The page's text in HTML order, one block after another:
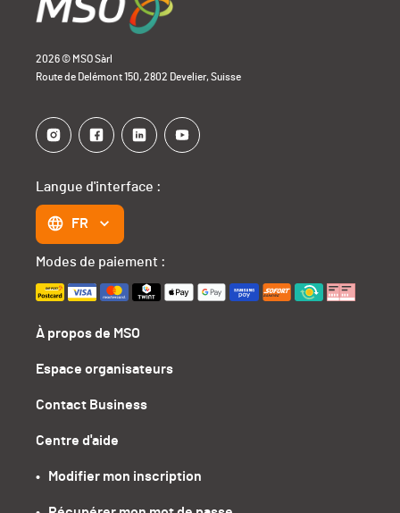
2026 © MSO Sàrl
Route de Delémont 150, 2802 Develier, Suisse
À propos de MSO
Espace organisateurs
Contact Business
Centre d'aide
•   Modifier mon inscription
Langue d'interface :
FR
Modes de paiement :